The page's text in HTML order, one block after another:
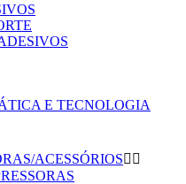
E TECNOLOGIA
ACESSÓRIOS 